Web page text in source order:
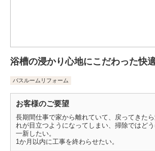
浴槽の浸かり心地にこだわった快
バスルームリフォーム
お客様のご要望
長期間仕事で家から離れていて、戻ってきた
れが目立つようになってしまい、掃除ではど
一新したい。
1か月以内に工事を終わらせたい。